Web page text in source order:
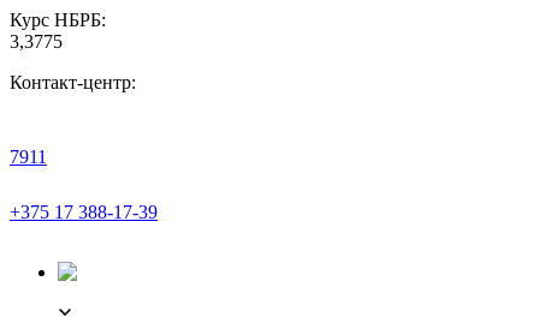
Курс НБРБ:
3,3775
Контакт-центр:
7911
+375 17 388-17-39